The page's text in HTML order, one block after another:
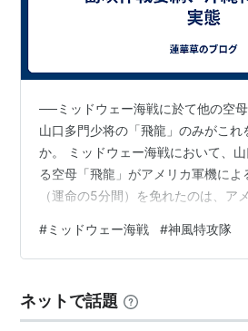
──ミッドウェー海戦に於て他の空母
山口多門少将の「飛龍」のみがこ
か。 ミッドウェー海戦において、
る空母「飛龍」がアメリカ軍機によ
（運命の5分間）を免れたのは、ア
偶然離れた位置に移動し、たまたま
コール）に隠れたためです。 具体
れ アメリカ軍の急降下爆撃隊が上
本艦隊は低空から接近するアメリカ
#ミッドウェー海戦 #神風特攻隊
ネットで話題